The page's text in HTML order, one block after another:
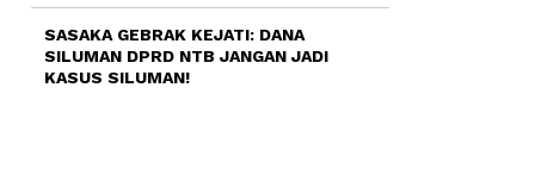
SASAKA GEBRAK KEJATI: DANA
SILUMAN DPRD NTB JANGAN JADI
KASUS SILUMAN!